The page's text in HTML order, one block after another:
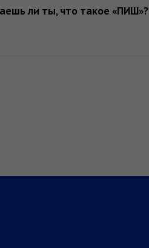
ли ты, что такое «ПИШ»?